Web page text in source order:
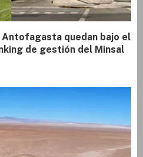
quedan bajo el
de gestión del Minsal